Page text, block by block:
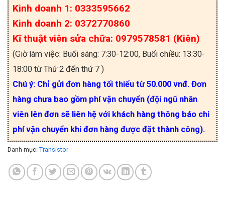
Kinh doanh 1: 0333595662
Kinh doanh 2: 0372770860
Kĩ thuật viên sửa chữa: 0979578581 (Kiên)
(Giờ làm việc: Buổi sáng: 7:30-12:00, Buổi chiều: 13:30-
18:00 từ Thứ 2 đến thứ 7 )
Chú ý: Chỉ gửi đơn hàng tối thiểu từ 50.000 vnđ. Đơn
hàng chưa bao gồm phí vận chuyển (đội ngũ nhân
viên lên đơn sẽ liên hệ với khách hàng thông báo chi
phí vận chuyển khi đơn hàng được đặt thành công).
Danh mục: Transistor